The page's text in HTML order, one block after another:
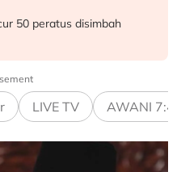
hari ini
ke-61, NDP kembali
50 peratus disimbah
LIVE TV AWANI